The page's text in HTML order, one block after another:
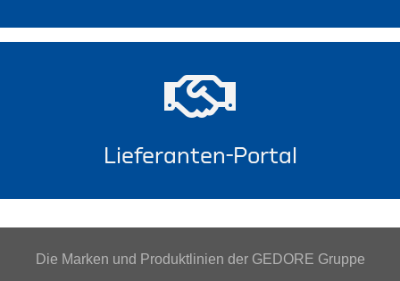
Lieferanten-Portal
Die Marken und Produktlinien der GEDORE Gruppe